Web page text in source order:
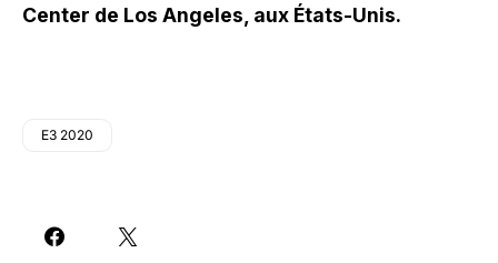
Center de Los Angeles, aux États-Unis.
E3 2020